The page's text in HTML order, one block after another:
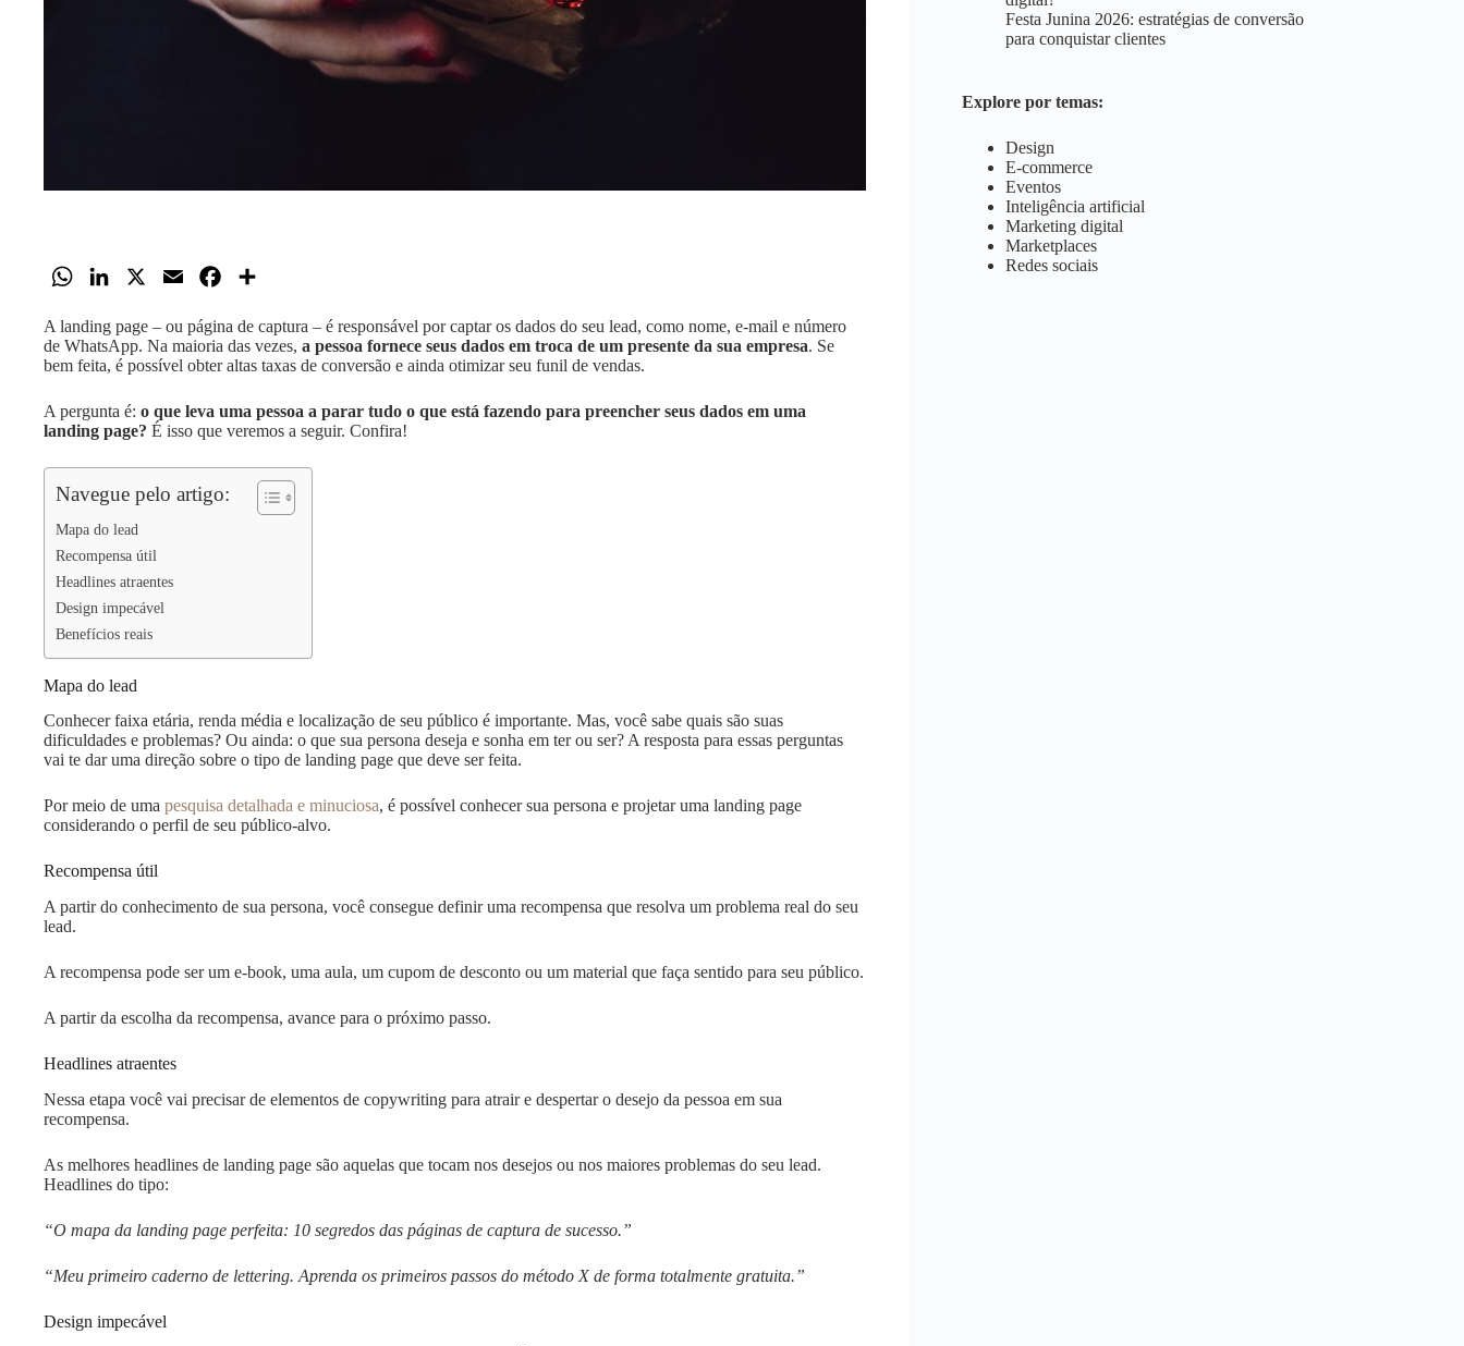
W
a
t
A
p
n
k
d
n
a
i
c
e
o
k
a
r
A landing page – ou página de captura – é responsável por captar os dados do seu lead, como nome, e-mail e número
de WhatsApp. Na maioria das vezes, a pessoa fornece seus dados em troca de um presente da sua empresa. Se
bem feita, é possível obter altas taxas de conversão e ainda otimizar seu funil de vendas.
A pergunta é: o que leva uma pessoa a parar tudo o que está fazendo para preencher seus dados em uma
landing page? É isso que veremos a seguir. Confira!
Navegue pelo artigo:
Mapa do lead
Recompensa útil
Headlines atraentes
Design impecável
Benefícios reais
Mapa do lead
Conhecer faixa etária, renda média e localização de seu público é importante. Mas, você sabe quais são suas
dificuldades e problemas? Ou ainda: o que sua persona deseja e sonha em ter ou ser? A resposta para essas perguntas
vai te dar uma direção sobre o tipo de landing page que deve ser feita.
Por meio de uma pesquisa detalhada e minuciosa, é possível conhecer sua persona e projetar uma landing page
considerando o perfil de seu público-alvo.
Recompensa útil
A partir do conhecimento de sua persona, você consegue definir uma recompensa que resolva um problema real do seu
lead.
A recompensa pode ser um e-book, uma aula, um cupom de desconto ou um material que faça sentido para seu público.
A partir da escolha da recompensa, avance para o próximo passo.
Headlines atraentes
Nessa etapa você vai precisar de elementos de copywriting para atrair e despertar o desejo da pessoa em sua
recompensa.
As melhores headlines de landing page são aquelas que tocam nos desejos ou nos maiores problemas do seu lead.
Headlines do tipo:
“O mapa da landing page perfeita: 10 segredos das páginas de captura de sucesso.”
“Meu primeiro caderno de lettering. Aprenda os primeiros passos do método X de forma totalmente gratuita.”
Design impecável
Festa Junina 2026: estratégias de conversão
para conquistar clientes
Explore por temas:
Design
E-commerce
Eventos
Inteligência artificial
Marketing digital
Marketplaces
Redes sociais